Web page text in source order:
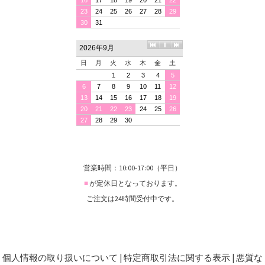
営業時間：10:00-17:00（平日）
■が定休日となっております。
ご注文は24時間受付中です。
個人情報の取り扱いについて 特定商取引法に関する表示 悪質な